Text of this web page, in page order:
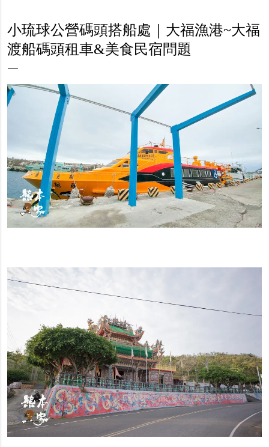
小琉球公營碼頭搭船處｜大福漁港~大福
渡船碼頭租車&美食民宿問題